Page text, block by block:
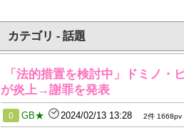
カテゴリ - 話題
「法的措置を検討中」ドミノ・
が炎上→謝罪を発表
0 GB★ 2024/02/13 13:28 2件 1668pv